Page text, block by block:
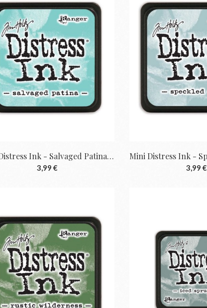
Mini Distress Ink - Salvaged Patina De Tim...
3,99 € 3,99 €